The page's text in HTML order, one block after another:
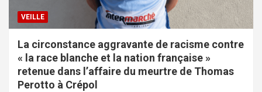
VEILLE
La circonstance aggravante de racisme contre
« la race blanche et la nation française »
retenue dans l’affaire du meurtre de Thomas
Perotto à Crépol